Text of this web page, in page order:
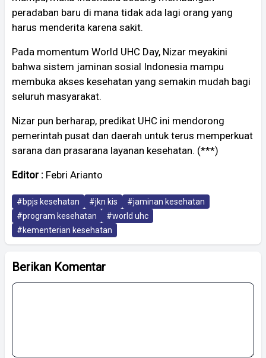
peradaban baru di mana tidak ada lagi orang yang
harus menderita karena sakit.
Pada momentum World UHC Day, Nizar meyakini
bahwa sistem jaminan sosial Indonesia mampu
membuka akses kesehatan yang semakin mudah bagi
seluruh masyarakat.
Nizar pun berharap, predikat UHC ini mendorong
pemerintah pusat dan daerah untuk terus memperkuat
sarana dan prasarana layanan kesehatan. (***)
Editor : Febri Arianto
#bpjs kesehatan #jkn kis
#jaminan kesehatan
#program kesehatan
#world uhc
#kementerian kesehatan
Berikan Komentar